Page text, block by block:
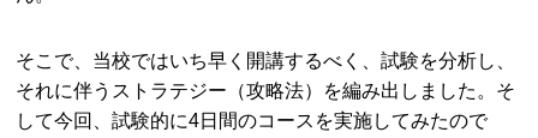
そこで、当校ではいち早く開講するべく、試験を分析し、
それに伴うストラテジー（攻略法）を編み出しました。そ
して今回、試験的に4日間のコースを実施してみたので